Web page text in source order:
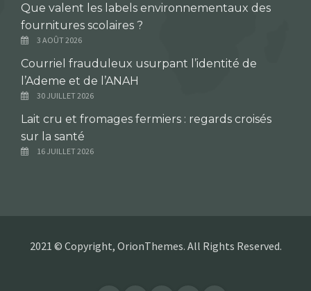
Que valent les labels environnementaux des
fournitures scolaires ?
3 AOÛT 2026
Courriel frauduleux usurpant l’identité de
l’Ademe et de l’ANAH
30 JUILLET 2026
Lait cru et fromages fermiers : regards croisés
sur la santé
16 JUILLET 2026
2021 © Copyright, OrionThemes. All Rights Reserved.